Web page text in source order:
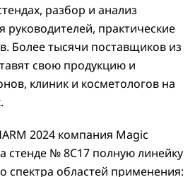
разбор и анализ
руководителей, практические
Более тысячи поставщиков из
свою продукцию и
клиник и косметологов на
2024 компания Magic
стенде № 8C17 полную линейку
спектра областей применения: